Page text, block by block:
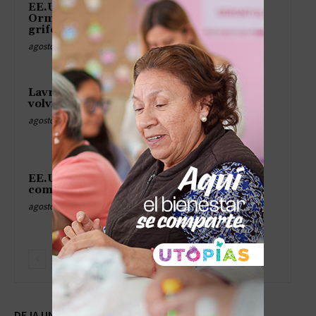
EE.UU. saca la flota para tapar
Ormuz como quien cierra el
grifo
agosto 9, 2026
Lavrov dice que el dólar se
volvió el matón del barrio
agosto 9, 2026
EE.UU. se queda sin misiles
como sin cerveza en el asado
agosto 9, 2026